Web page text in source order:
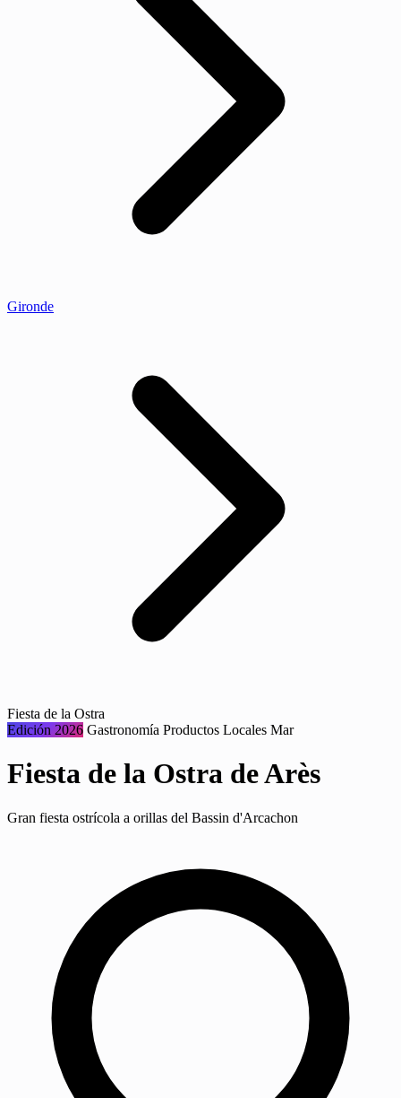
Gironde
Fiesta de la Ostra
Edición 2026 Gastronomía Productos Locales Mar
Fiesta de la Ostra de Arès
Gran fiesta ostrícola a orillas del Bassin d'Arcachon